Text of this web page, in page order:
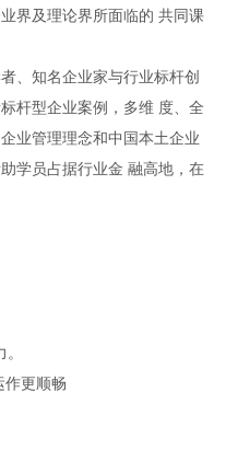
界及理论界所面临的 共同课
、知名企业家与行业标杆创
杆型企业案例，多维 度、全
业管理理念和中国本土企业
学员占据行业金 融高地，在
作更顺畅